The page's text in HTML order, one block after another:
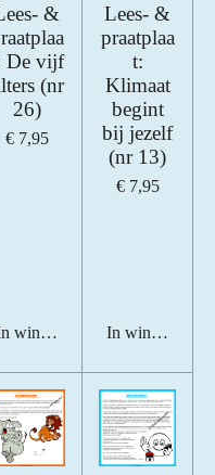
&
De vijf
(nr
26)
€ 7,95
winkelwagen
Lees- &
praatplaa
t:
Klimaat
begint
bij jezelf
(nr 13)
€ 7,95
In